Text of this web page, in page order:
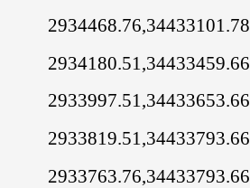
2934468.76,34433101.78
2934180.51,34433459.66
2933997.51,34433653.66
2933819.51,34433793.66
2933763.76,34433793.66